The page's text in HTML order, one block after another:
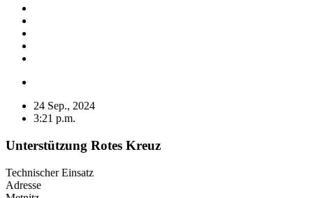
24 Sep., 2024
3:21 p.m.
Unterstützung Rotes Kreuz
Technischer Einsatz
Adresse